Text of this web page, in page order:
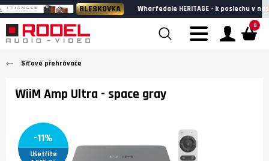
BLESKOVKA Wharfedale HERITAGE - k poslechu v našem showroomu
0
Síťové přehrávače
WiiM Amp Ultra - space gray
-11%
Ušetříte